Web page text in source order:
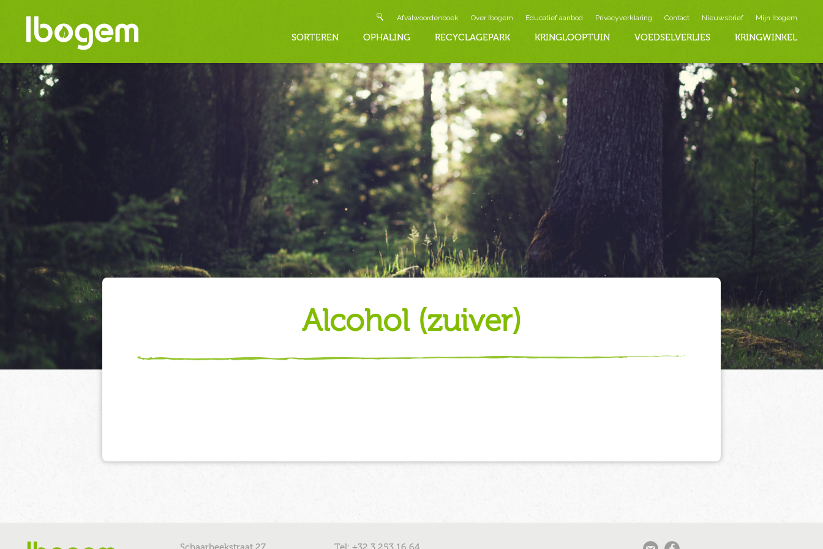
Afvalwoordenboek Over Ibogem Educatief aanbod Privacyverklaring Contact Nieuwsbrief Mijn Ibogem
SORTEREN OPHALING RECYCLAGEPARK KRINGLOOPTUIN VOEDSELVERLIES KRINGWINKEL
alcohol (zuiver)